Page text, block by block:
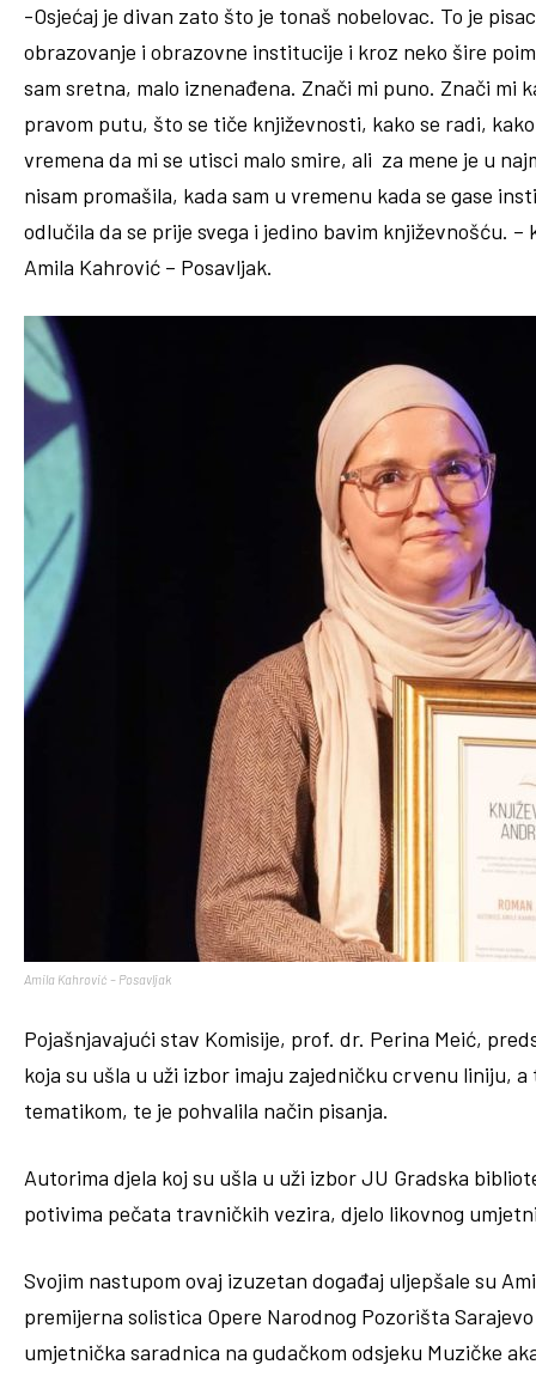
-Osjećaj je divan zato što je tonaš nobelovac. To je
obrazovanje i obrazovne institucije i kroz neko šire
sam sretna, malo iznenađena. Znači mi puno. Znači mi
pravom putu, što se tiče književnosti, kako se radi,
vremena da mi se utisci malo smire, ali za mene je u
nisam promašila, kada sam u vremenu kada se gase
odlučila da se prije svega i jedino bavim književnošću. –
Amila Kahrović – Posavljak.
Amila Kahrović – Posavljak
Pojašnjavajući stav Komisije, prof. dr. Perina Meić,
koja su ušla u uži izbor imaju zajedničku crvenu liniju,
tematikom, te je pohvalila način pisanja.
Autorima djela koj su ušla u uži izbor JU Gradska
potivima pečata travničkih vezira, djelo likovnog
Svojim nastupom ovaj izuzetan događaj uljepšale su
premijerna solistica Opere Narodnog Pozorišta
umjetnička saradnica na gudačkom odsjeku Muzičke